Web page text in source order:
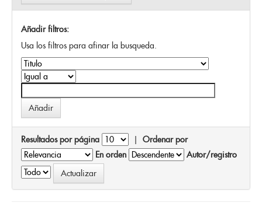
Añadir filtros:
Usa los filtros para afinar la busqueda.
Resultados por página | Ordenar por
En orden
Autor/registro